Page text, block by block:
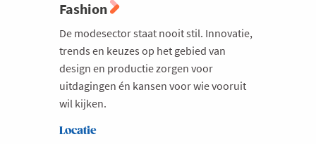
Fashion
De modesector staat nooit stil. Innovatie,
trends en keuzes op het gebied van
design en productie zorgen voor
uitdagingen én kansen voor wie vooruit
wil kijken.
Locatie